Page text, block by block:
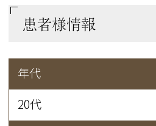
患者様情報
年代
20代